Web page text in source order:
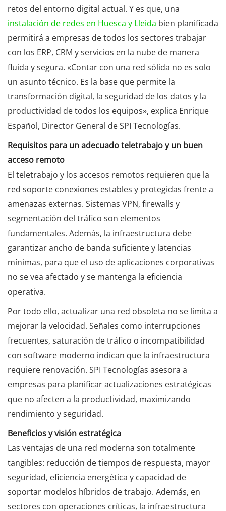
retos del entorno digital actual. Y es que, una
instalación de redes en Huesca y Lleida bien planificada
permitirá a empresas de todos los sectores trabajar
con los ERP, CRM y servicios en la nube de manera
fluida y segura. «Contar con una red sólida no es solo
un asunto técnico. Es la base que permite la
transformación digital, la seguridad de los datos y la
productividad de todos los equipos», explica Enrique
Español, Director General de SPI Tecnologías.
Requisitos para un adecuado teletrabajo y un buen
acceso remoto
El teletrabajo y los accesos remotos requieren que la
red soporte conexiones estables y protegidas frente a
amenazas externas. Sistemas VPN, firewalls y
segmentación del tráfico son elementos
fundamentales. Además, la infraestructura debe
garantizar ancho de banda suficiente y latencias
mínimas, para que el uso de aplicaciones corporativas
no se vea afectado y se mantenga la eficiencia
operativa.
Por todo ello, actualizar una red obsoleta no se limita a
mejorar la velocidad. Señales como interrupciones
frecuentes, saturación de tráfico o incompatibilidad
con software moderno indican que la infraestructura
requiere renovación. SPI Tecnologías asesora a
empresas para planificar actualizaciones estratégicas
que no afecten a la productividad, maximizando
rendimiento y seguridad.
Beneficios y visión estratégica
Las ventajas de una red moderna son totalmente
tangibles: reducción de tiempos de respuesta, mayor
seguridad, eficiencia energética y capacidad de
soportar modelos híbridos de trabajo. Además, en
sectores con operaciones críticas, la infraestructura